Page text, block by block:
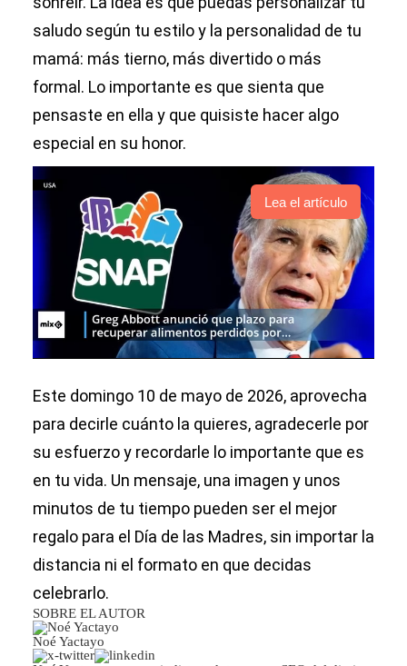
saludo según tu estilo y la personalidad de tu
mamá: más tierno, más divertido o más
formal. Lo importante es que sienta que
pensaste en ella y que quisiste hacer algo
especial en su honor.
Lea el artículo
Este domingo 10 de mayo de 2026, aprovecha
para decirle cuánto la quieres, agradecerle por
su esfuerzo y recordarle lo importante que es
en tu vida. Un mensaje, una imagen y unos
minutos de tu tiempo pueden ser el mejor
regalo para el Día de las Madres, sin importar la
distancia ni el formato en que decidas
celebrarlo.
SOBRE EL AUTOR
Noé Yactayo